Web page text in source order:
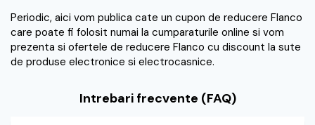
Periodic, aici vom publica cate un cupon de reducere Flanco
care poate fi folosit numai la cumparaturile online si vom
prezenta si ofertele de reducere Flanco cu discount la sute
de produse electronice si electrocasnice.
Intrebari frecvente (FAQ)